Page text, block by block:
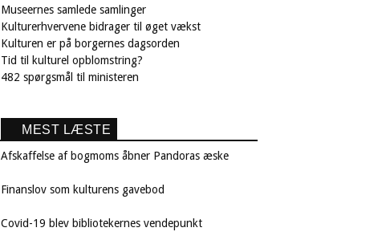
Museernes samlede samlinger
Kulturerhvervene bidrager til øget vækst
Kulturen er på borgernes dagsorden
Tid til kulturel opblomstring?
482 spørgsmål til ministeren
MEST LÆSTE
Afskaffelse af bogmoms åbner Pandoras æske
Finanslov som kulturens gavebod
Covid-19 blev bibliotekernes vendepunkt